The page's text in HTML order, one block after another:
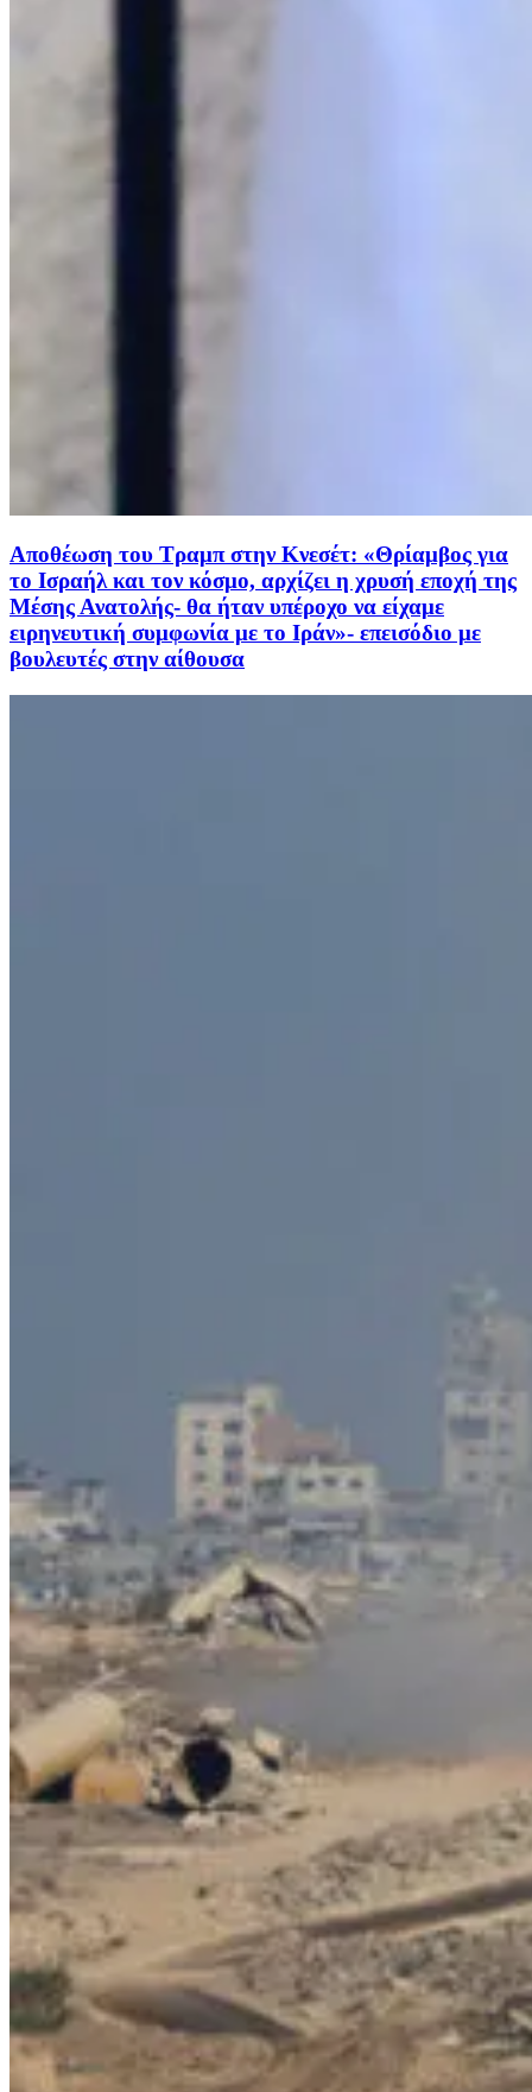
Αποθέωση του Τραμπ στην Κνεσέτ: «Θρίαμβος για
το Ισραήλ και τον κόσμο, αρχίζει η χρυσή εποχή της
Μέσης Ανατολής- θα ήταν υπέροχο να είχαμε
ειρηνευτική συμφωνία με το Ιράν»- επεισόδιο με
βουλευτές στην αίθουσα